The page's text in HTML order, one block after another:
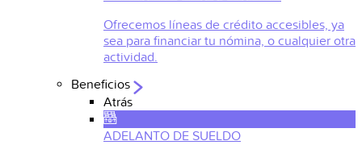
Ofrecemos líneas de crédito accesibles, ya
sea para financiar tu nómina, o cualquier otra
actividad.
Beneficios
Atrás
ADELANTO DE SUELDO